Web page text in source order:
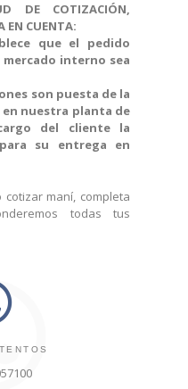
DE COTIZACIÓN,
EN CUENTA:
que el pedido
interno sea
son puesta de la
en nuestra planta de
del cliente la
su entrega en
maní, completa
todas tus